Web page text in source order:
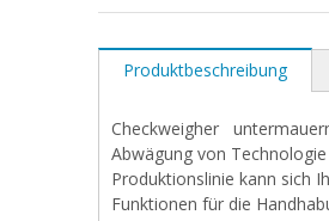
Produktbeschreibung
Checkweigher
Abwägung von
Produktionslinie kann sich
Funktionen für die